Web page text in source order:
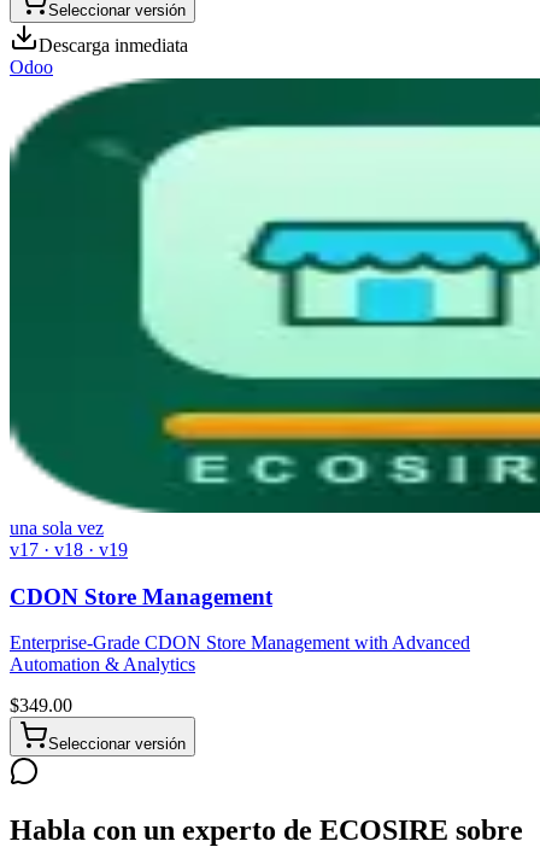
Seleccionar versión
Descarga inmediata
Odoo
una sola vez
v17 · v18 · v19
CDON Store Management
Enterprise-Grade CDON Store Management with Advanced
Automation & Analytics
$349.00
Seleccionar versión
Habla con un experto de ECOSIRE sobre